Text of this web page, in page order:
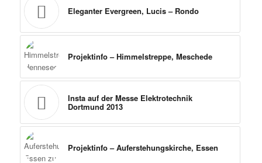
Eleganter Evergreen, Lucis – Rondo
Projektinfo – Himmelstreppe, Meschede
Insta auf der Messe Elektrotechnik
Dortmund 2013
Projektinfo – Auferstehungskirche, Essen